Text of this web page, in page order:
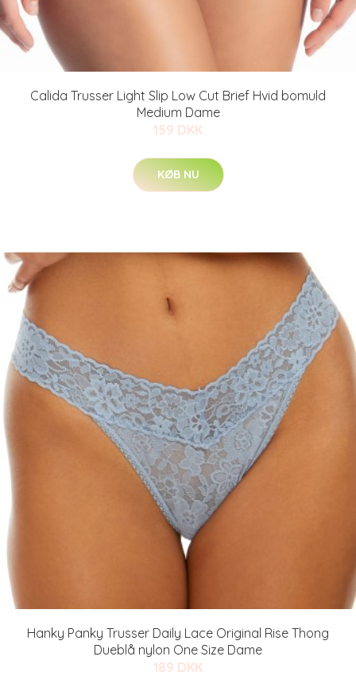
Calida Trusser Light Slip Low Cut Brief Hvid bomuld
Medium Dame
159 DKK
KØB NU
Hanky Panky Trusser Daily Lace Original Rise Thong
Dueblå nylon One Size Dame
189 DKK